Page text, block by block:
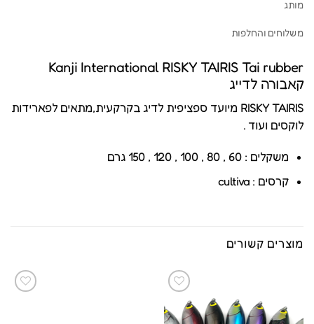
מותג
משלוחים והחלפות
Kanji International RISKY TAIRIS Tai rubber
קאבורה לדייג
RISKY TAIRIS מיועד ספציפית לדיג בקרקעית,מתאים לפארידות
לוקסים ועוד .
משקלים : 60 , 80 , 100 , 120 , 150 גרם
קרסים : cultiva
מוצרים קשורים